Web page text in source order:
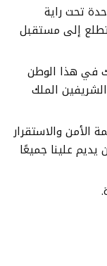
تحت راية
إلى مستقبل
في هذا الوطن
الملك
الأمن والاستقرار
يديم علينا جميعًا